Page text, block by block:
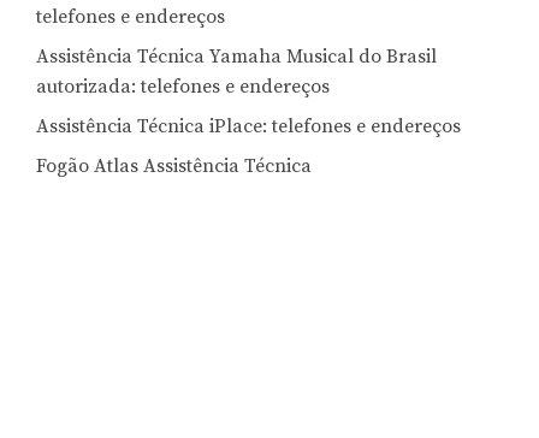
telefones e endereços
Assistência Técnica Yamaha Musical do Brasil
autorizada: telefones e endereços
Assistência Técnica iPlace: telefones e endereços
Fogão Atlas Assistência Técnica